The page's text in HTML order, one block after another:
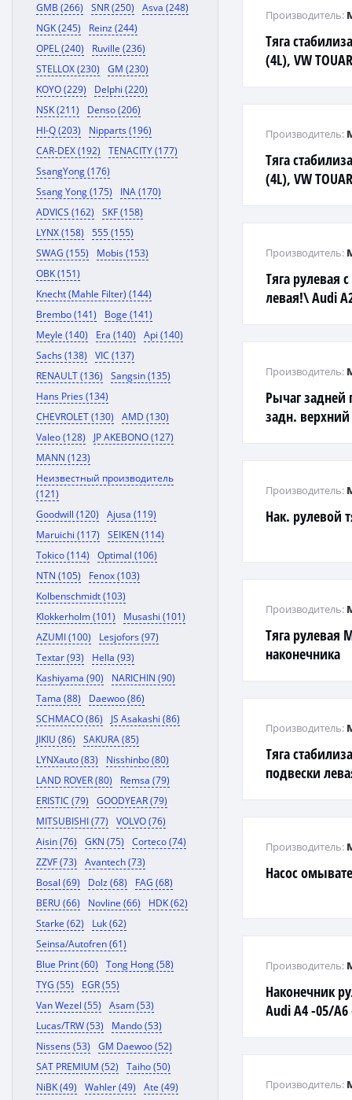
GMB (266)
SNR (250)
Asva (248)
NGK (245)
Reinz (244)
OPEL (240)
Ruville (236)
STELLOX (230)
GM (230)
KOYO (229)
Delphi (220)
NSK (211)
Denso (206)
HI-Q (203)
Nipparts (196)
CAR-DEX (192)
TENACITY (177)
SsangYong (176)
Ssang Yong (175)
INA (170)
ADVICS (162)
SKF (158)
LYNX (158)
555 (155)
SWAG (155)
Mobis (153)
OBK (151)
Knecht (Mahle Filter) (144)
Brembo (141)
Boge (141)
Meyle (140)
Era (140)
Api (140)
Sachs (138)
VIC (137)
RENAULT (136)
Sangsin (135)
Hans Pries (134)
CHEVROLET (130)
AMD (130)
Valeo (128)
JP AKEBONO (127)
MANN (123)
Неизвестный производитель
(121)
Goodwill (120)
Ajusa (119)
Maruichi (117)
SEIKEN (114)
Tokico (114)
Optimal (106)
NTN (105)
Fenox (103)
Kolbenschmidt (103)
Klokkerholm (101)
Musashi (101)
AZUMI (100)
Lesjofors (97)
Textar (93)
Hella (93)
Kashiyama (90)
NARICHIN (90)
Tama (88)
Daewoo (86)
SCHMACO (86)
JS Asakashi (86)
JIKIU (86)
SAKURA (85)
LYNXauto (83)
Nisshinbo (80)
LAND ROVER (80)
Remsa (79)
ERISTIC (79)
GOODYEAR (79)
MITSUBISHI (77)
VOLVO (76)
Aisin (76)
GKN (75)
Corteco (74)
ZZVF (73)
Avantech (73)
Bosal (69)
Dolz (68)
FAG (68)
BERU (66)
Novline (66)
HDK (62)
Starke (62)
Luk (62)
Seinsa/Autofren (61)
Blue Print (60)
Tong Hong (58)
TYG (55)
EGR (55)
Van Wezel (55)
Asam (53)
Lucas/TRW (53)
Mando (53)
Nissens (53)
GM Daewoo (52)
SAT PREMIUM (52)
Taiho (50)
NiBK (49)
Wahler (49)
Ate (49)
Тяга
(4L), VW
Производитель:
Тяга
(4L), VW
Производитель:
Тяга рулевая
левая!\ Audi
Производитель:
Рычаг задней
задн.
Производитель:
Нак. рулевой
Производитель:
Тяга рулевая
наконечника
Производитель:
Тяга
подвески
Производитель:
Насос
Производитель:
Наконечник
Audi A4 -05/
Производитель:
Производитель: